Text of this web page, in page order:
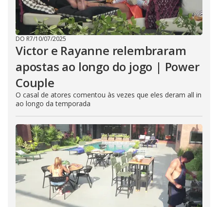
DO R7/10/07/2025
Victor e Rayanne relembraram
apostas ao longo do jogo | Power
Couple
O casal de atores comentou às vezes que eles deram all in
ao longo da temporada